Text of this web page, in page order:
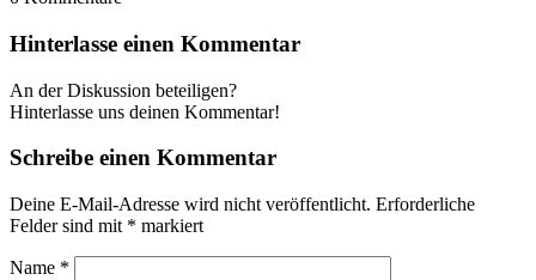
Hinterlasse einen Kommentar
An der Diskussion beteiligen?
Hinterlasse uns deinen Kommentar!
Schreibe einen Kommentar
Deine E-Mail-Adresse wird nicht veröffentlicht. Erforderliche
Felder sind mit * markiert
Name *